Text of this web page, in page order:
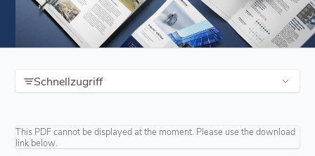
Schnellzugriff
This PDF cannot be displayed at the moment. Please use the download
link below.